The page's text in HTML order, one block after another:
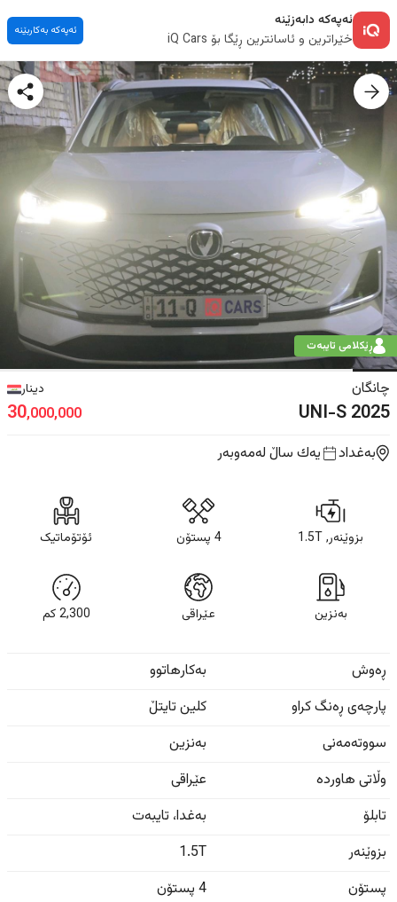
ئەپەکە دابەزێنە
خێراترین و ئاسانترین ڕێگا بۆ iQ Cars
ئەپەکە بەکاربێنە
ڕێکلامی تایبەت
چانگان
UNI-S2025
دینار
30,000,000
بەغداد یه‌ك ساڵ لەمەوبەر
بزوێنەر, 1.5T 4 پستۆن ئۆتۆماتیک
بەنزین عێراقی 2,300كم
ڕەوش
بەکارهاتوو
پارچەی ڕەنگ کراو
کلین تایتڵ
سووتەمەنی
بەنزین
وڵاتی هاوردە
عێراقی
تابلۆ
بەغدا، تایبەت
بزوێنەر
1.5T
پستۆن
4 پستۆن